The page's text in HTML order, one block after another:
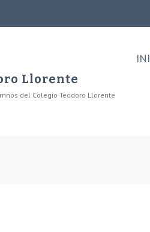
Llorente
del Colegio Teodoro Llorente